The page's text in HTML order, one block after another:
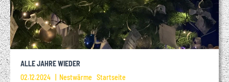
ALLE JAHRE WIEDER
02.12.2024
Nestwärme Startseite